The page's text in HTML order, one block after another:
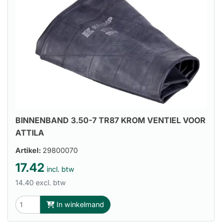
BINNENBAND 3.50-7 TR87 KROM VENTIEL VOOR
ATTILA
Artikel: 29800070
17.42 incl. btw
14.40 excl. btw
In winkelmand